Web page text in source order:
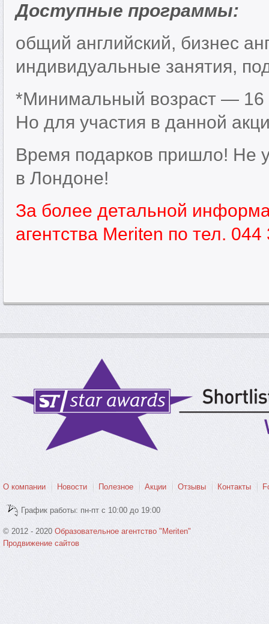
Доступные программы:
общий английский, бизнес
индивидуальные занятия,
*Минимальный возраст — 16
Но для участия в данной
Время подарков пришло! Не
в Лондоне!
За более детальной
агентства Meriten по тел.
О компании Новости Полезное Акции Отзывы Контакты
График работы: пн-пт с 10:00 до 19:00
© 2012 - 2020 Образовательное агентство "Meriten"
Продвижение сайтов